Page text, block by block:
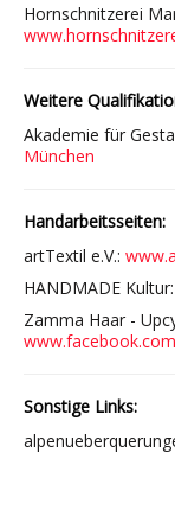
Hornschnitzerei
Weitere
Akademie für
München
Handarbeitsseiten:
artTextil e.V.:
HANDMADE Kultur:
Zamma Haar -
Sonstige Links: